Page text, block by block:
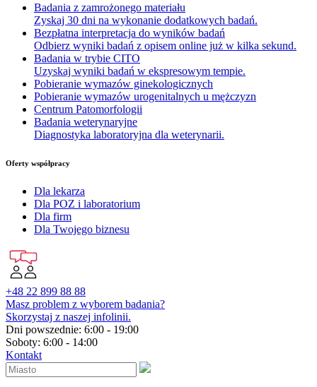
Badania z zamrożonego materiału
Zyskaj 30 dni na wykonanie dodatkowych badań.
Bezpłatna interpretacja do wyników badań
Odbierz wyniki badań z opisem online już w kilka sekund.
Badania w trybie CITO
Uzyskaj wyniki badań w ekspresowym tempie.
Pobieranie wymazów ginekologicznych
Pobieranie wymazów urogenitalnych u mężczyzn
Centrum Patomorfologii
Badania weterynaryjne
Diagnostyka laboratoryjna dla weterynarii.
Oferty współpracy
Dla lekarza
Dla POZ i laboratorium
Dla firm
Dla Twojego biznesu
+48 22 899 88 88
Masz problem z wyborem badania?
Skorzystaj z naszej infolinii.
Dni powszednie: 6:00 - 19:00
Soboty: 6:00 - 14:00
Kontakt